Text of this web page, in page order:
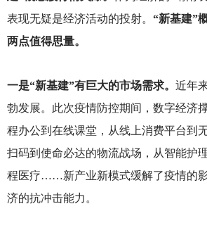
表现无疑是经济活动的投射。 “新基建”
两点值得思量。
一是“新基建”有巨大的市场需求。 近年
勃发展。此次疫情防控期间，数字经济
程办公到在线课堂，从线上消费平台到
扫码到使命必达的物流战场，从智能护
程医疗……新产业新模式缓解了疫情的
济的抗冲击能力。